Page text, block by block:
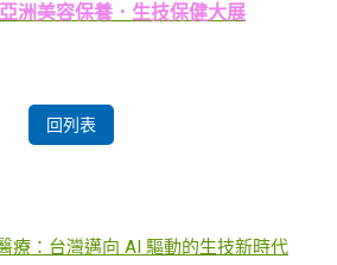
洲美容保養．生技保健大展
回列表
療：台灣邁向 AI 驅動的生技新時代